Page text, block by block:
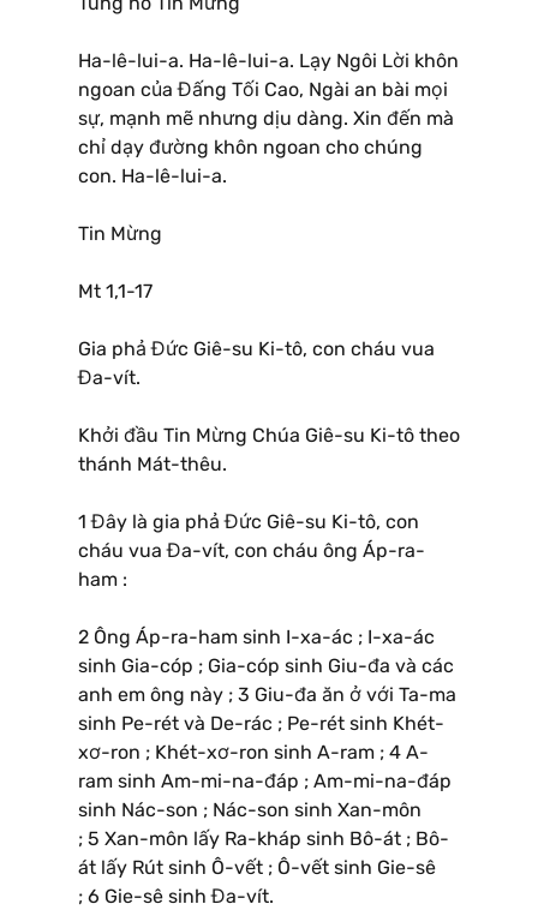
Ha-lê-lui-a. Ha-lê-lui-a. Lạy Ngôi Lời khôn
ngoan của Đấng Tối Cao, Ngài an bài mọi
sự, mạnh mẽ nhưng dịu dàng. Xin đến mà
chỉ dạy đường khôn ngoan cho chúng
con. Ha-lê-lui-a.
Tin Mừng
Mt 1,1-17
Gia phả Đức Giê-su Ki-tô, con cháu vua
Đa-vít.
Khởi đầu Tin Mừng Chúa Giê-su Ki-tô theo
thánh Mát-thêu.
1 Đây là gia phả Đức Giê-su Ki-tô, con
cháu vua Đa-vít, con cháu ông Áp-ra-
ham :
2 Ông Áp-ra-ham sinh I-xa-ác ; I-xa-ác
sinh Gia-cóp ; Gia-cóp sinh Giu-đa và các
anh em ông này ; 3 Giu-đa ăn ở với Ta-ma
sinh Pe-rét và De-rác ; Pe-rét sinh Khét-
xơ-ron ; Khét-xơ-ron sinh A-ram ; 4 A-
ram sinh Am-mi-na-đáp ; Am-mi-na-đáp
sinh Nác-son ; Nác-son sinh Xan-môn
; 5 Xan-môn lấy Ra-kháp sinh Bô-át ; Bô-
át lấy Rút sinh Ô-vết ; Ô-vết sinh Gie-sê
; 6 Gie-sê sinh Đa-vít.